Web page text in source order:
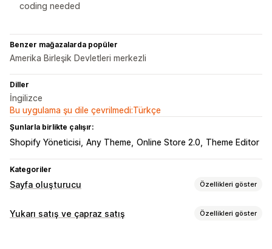
coding needed
Benzer mağazalarda popüler
Amerika Birleşik Devletleri merkezli
Diller
İngilizce
Bu uygulama şu dile çevrilmedi:Türkçe
Şunlarla birlikte çalışır:
Shopify Yöneticisi Any Theme Online Store 2.0 Theme Editor
Kategoriler
Sayfa oluşturucu Özellikleri göster
Sayfa türleri
Yukarı satış ve çapraz satış Özellikleri göster